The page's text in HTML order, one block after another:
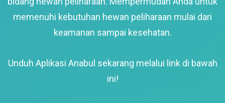
memenuhi kebutuhan hewan peliharaan mulai dari
keamanan sampai kesehatan.
Unduh Aplikasi Anabul sekarang melalui link di bawah
ini!